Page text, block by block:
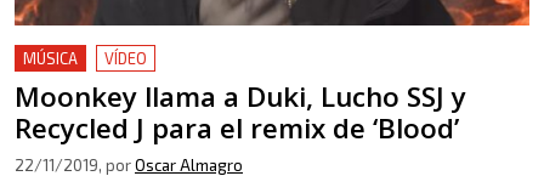
MÚSICA VÍDEO
Moonkey llama a Duki, Lucho SSJ y
Recycled J para el remix de ‘Blood’
22/11/2019, porOscar Almagro